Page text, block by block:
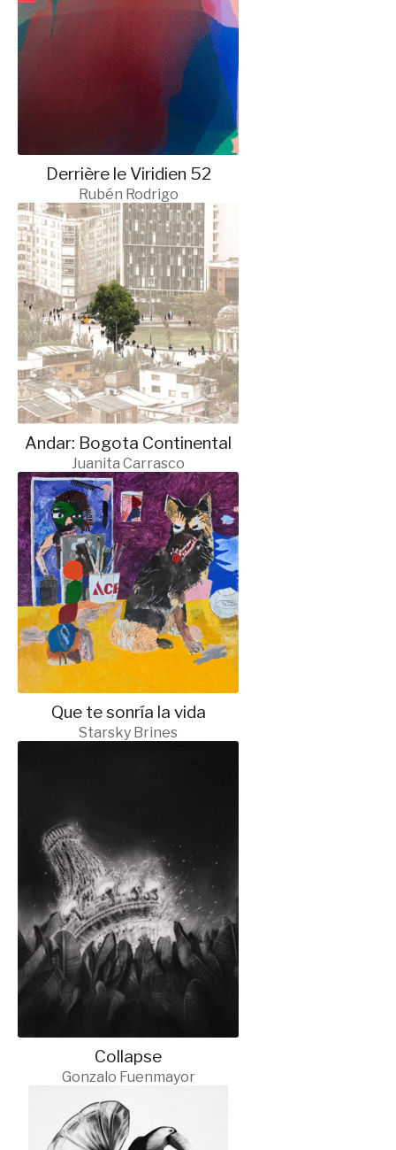
Derrière le Viridien 52
Rubén Rodrigo
Andar: Bogota Continental
Juanita Carrasco
Que te sonría la vida
Starsky Brines
Collapse
Gonzalo Fuenmayor